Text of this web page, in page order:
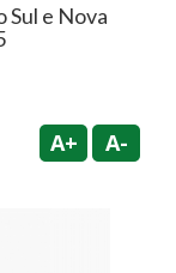
e Nova
A+ A-